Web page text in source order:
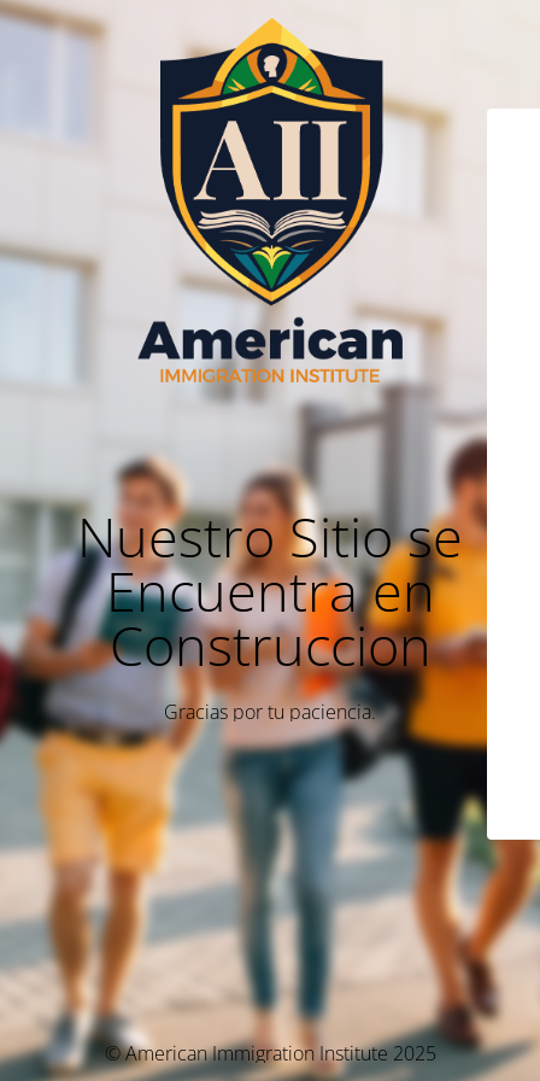
Nuestro Sitio se
Encuentra en
Construccion
Gracias por tu paciencia.
© American Immigration Institute 2025